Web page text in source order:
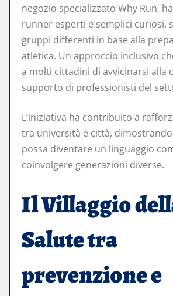
negozio specializzato Why Run,
runner esperti e semplici curiosi,
gruppi differenti in base alla
atletica. Un approccio inclusivo
a molti cittadini di avvicinarsi alla
supporto di professionisti del
L’iniziativa ha contribuito a
tra università e città,
possa diventare un linguaggio
coinvolgere generazioni diverse.
Il Villaggio
Salute tra
prevenzione e